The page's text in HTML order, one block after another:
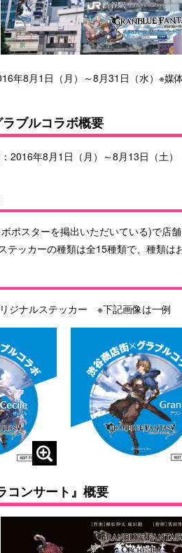
年8月1日（月）～8月31日（水）※媒
ブルコラボ概要
2016年8月1日（月）～8月13日（土）
ポスターを掲出いただいている)で店
テッカーの種類は全15種類で、種類は
ジナルステッカー ※下記画像は一例
コンサート』概要